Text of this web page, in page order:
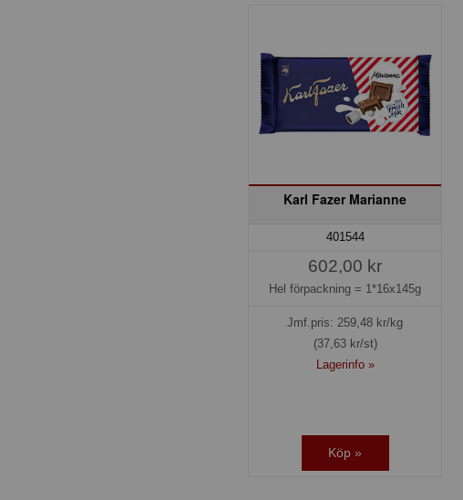
Karl Fazer Marianne
401544
602,00 kr
Hel förpackning = 1*16x145g
Jmf.pris: 259,48 kr/kg
(37,63 kr/st)
Lagerinfo »
Köp »